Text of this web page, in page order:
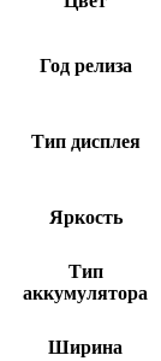
Год релиза
Тип дисплея
Яркость
Тип
аккумулятора
Ширина